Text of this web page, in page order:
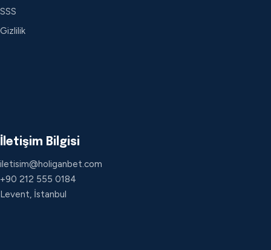
SSS
Gizlilik
İletişim Bilgisi
iletisim@holiganbet.com
+90 212 555 0184
Levent, İstanbul